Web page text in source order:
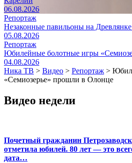
06.08.2026
Репортаж
Незаконные павильоны на Древлянке
05.08.2026
Репортаж
Юбилейные болотные игры
04.08.2026
Ника ТВ > Видео > Репортаж >
«Семиозерье» прошли в Олонце
Видео недели
Почетный гражданин
отметила юбилей. 80 лет — это
дата…